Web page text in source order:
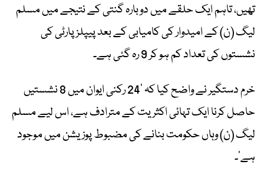
تھیں، تاہم ایک حلقے میں دوبارہ گنتی کے نتیجے میں مسلم
لیگ (ن) کے امیدوار کی کامیابی کے بعد پیپلز پارٹی کی
نشستوں کی تعداد کم ہو کر 9 رہ گئی ہے۔
خرم دستگیر نے واضح کیا کہ ’24 رکنی ایوان میں 8 نشستیں
حاصل کرنا ایک تہائی اکثریت کے مترادف ہے، اس لیے مسلم
لیگ (ن) وہاں حکومت بنانے کی مضبوط پوزیشن میں موجود
ہے‘۔